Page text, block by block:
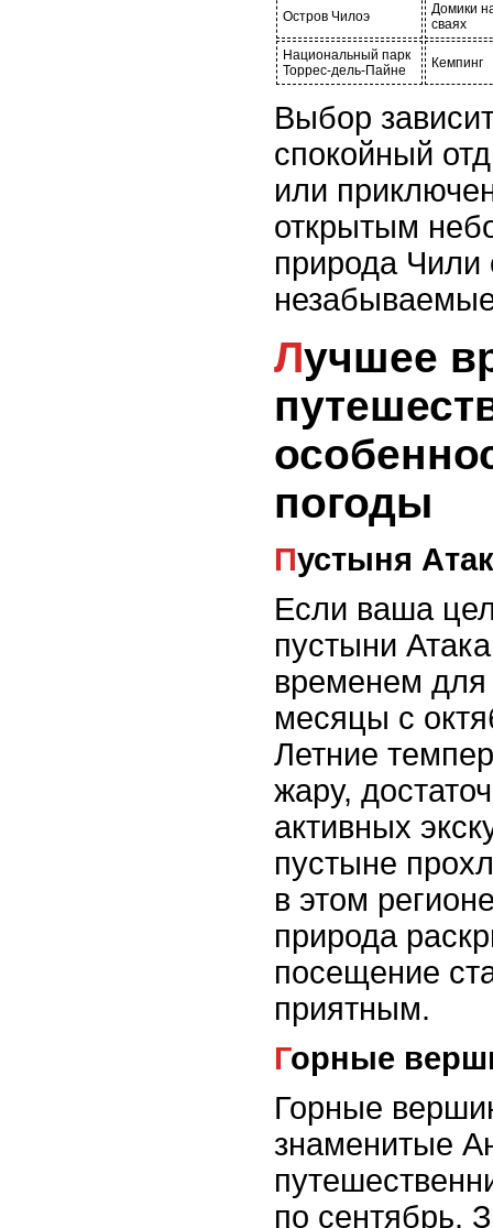
Остров Чилоэ
Домики
сваях
Национальный парк
Торрес-дель-Пайне
Кемпинг
Выбор
спокойный
или
открытым
природа Чили
Лучшее время для
погоды
Пустыня
Если ваша
пустыни
временем для
месяцы с
Летние
жару,
активных
пустыне
в этом
природа
посещение
приятным.
Горные
Горные
знаменитые
по сентябрь.